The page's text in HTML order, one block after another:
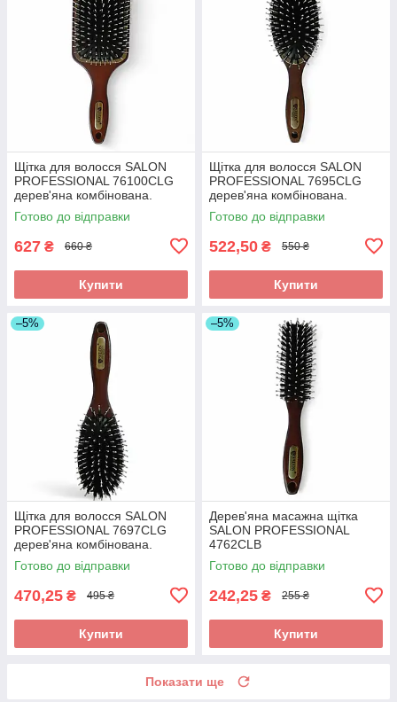
Щітка для волосся SALON
PROFESSIONAL 76100CLG
дерев'яна комбінована.
Масажний гребінець з
натуральною щетиною та
Готово до відправки
627 ₴ 660 ₴
Купити
Щітка для волосся SALON
PROFESSIONAL 7695CLG
дерев'яна комбінована.
Масажний гребінець з
натуральною щетиною та
Готово до відправки
522,50 ₴ 550 ₴
Купити
–5%
Щітка для волосся SALON
PROFESSIONAL 7697CLG
дерев'яна комбінована.
Масажний гребінець з
натуральною щетиною та
Готово до відправки
470,25 ₴ 495 ₴
Купити
–5%
Дерев'яна масажна щітка
SALON PROFESSIONAL
4762CLB
Готово до відправки
242,25 ₴ 255 ₴
Купити
Показати ще